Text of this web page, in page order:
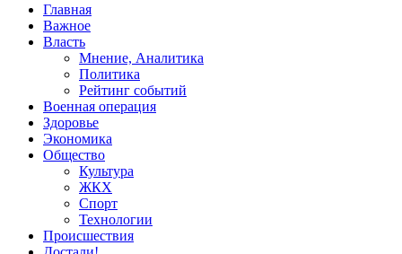
Главная
Важное
Власть
Мнение, Аналитика
Политика
Рейтинг событий
Военная операция
Здоровье
Экономика
Общество
Культура
ЖКХ
Спорт
Технологии
Происшествия